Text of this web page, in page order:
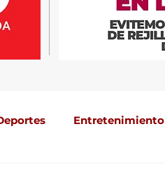
Entretenimiento